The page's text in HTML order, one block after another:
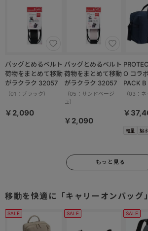
バッグとめるベルト
荷物をまとめて移動
がラクラク 32057
（01：ブラック）
￥2,090
バッグとめるベルト
荷物をまとめて移動
がラクラク 32057
（05：サンドベージ
ュ）
￥2,090
軽量 撥水
O コラ
PACK B
ボスト
13002
（03：ネ
￥
もっと見る
移動を快適に「キャリーオンバッグ」
SALE SALE SALE